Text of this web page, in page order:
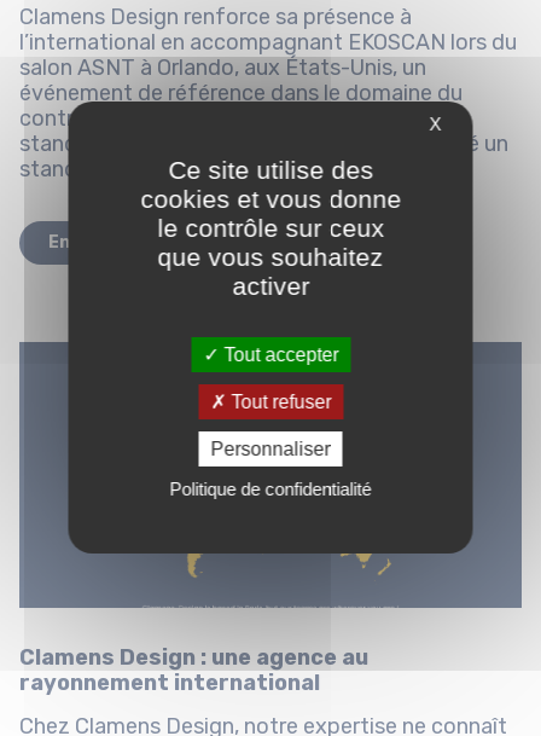
Clamens Design renforce sa présence à
l’international en accompagnant EKOSCAN lors du
salon ASNT à Orlando, aux États-Unis, un
événement de référence dans le domaine du
contrôle non destructif. Notre équipe de
standistes professionnels a conçu et fabriqué un
stand sur-mesure haut de gamme,...
En savoir plus
Clamens Design : une agence au
rayonnement international
Chez Clamens Design, notre expertise ne connaît
X
Ce site utilise des
cookies et vous donne
le contrôle sur ceux
que vous souhaitez
activer
Tout accepter
Tout refuser
Personnaliser
Politique de confidentialité